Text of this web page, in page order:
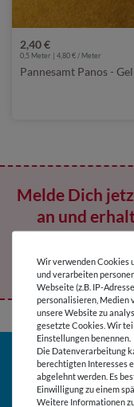
2,40 €
0,5 Meter | 4,80 € / Meter
Pannesamt Panos -
Melde Dich
an und
Wir verwenden Cookies
und verarbeiten
Webseite (z.B. IP-
personalisieren, Medien
unsere Website zu
gesetzte Cookies. Wir
Einstellungen benennen.
Die Datenverarbeitung
berechtigten Interesses
abgelehnt werden. Es
Einwilligung zu einem
Weitere Informationen
SCHNELL
Kundenservice